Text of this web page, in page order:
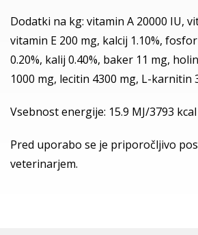
Dodatki na kg: vitamin A 20000 IU,
vitamin E 200 mg, kalcij 1.10%,
0.20%, kalij 0.40%, baker 11 mg,
1000 mg, lecitin 4300 mg, L-karnitin
Vsebnost energije: 15.9 MJ/3793 kcal
Pred uporabo se je priporočljivo
veterinarjem.